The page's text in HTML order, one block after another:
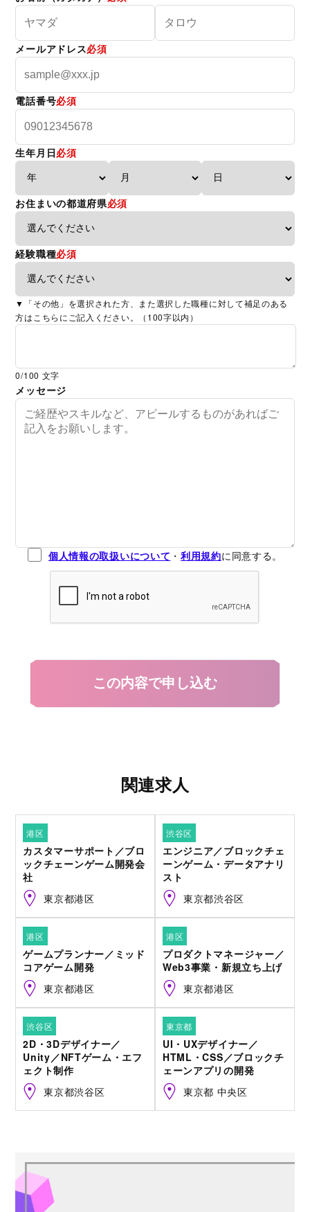
メールアドレス必須
電話番号必須
生年月日必須
お住まいの都道府県必須
経験職種必須
▼「その他」を選択された方、また選択した職種に対して補足のある
方はこちらにご記入ください。（100字以内）
0/100 文字
メッセージ
個人情報の取扱いについて ・利用規約に同意する。
関連求人
港区
カスタマーサポート／ブロ
ックチェーンゲーム開発会
社
東京都港区
渋谷区
エンジニア／ブロックチェ
ーンゲーム・データアナリ
スト
東京都渋谷区
港区
ゲームプランナー／ミッド
コアゲーム開発
東京都港区
港区
プロダクトマネージャー／
Web3事業・新規立ち上げ
東京都港区
渋谷区
2D・3Dデザイナー／
Unity／NFTゲーム・エフ
ェクト制作
東京都渋谷区
東京都
UI・UXデザイナー／
HTML・CSS／ブロックチ
ェーンアプリの開発
東京都 中央区